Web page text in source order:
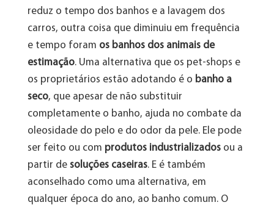
reduz o tempo dos banhos e a lavagem dos
carros, outra coisa que diminuiu em frequência
e tempo foram os banhos dos animais de
estimação. Uma alternativa que os pet-shops e
os proprietários estão adotando é o banho a
seco, que apesar de não substituir
completamente o banho, ajuda no combate da
oleosidade do pelo e do odor da pele. Ele pode
ser feito ou com produtos industrializadosou a
partir de soluções caseiras. E é também
aconselhado como uma alternativa, em
qualquer época do ano, ao banho comum. O